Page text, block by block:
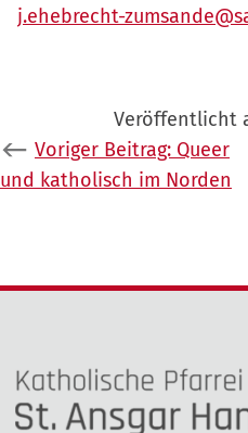
j.ehebrecht-
Veröffentlicht
Beitragsnavigation
Voriger Beitrag: Queer
und katholisch im Norden